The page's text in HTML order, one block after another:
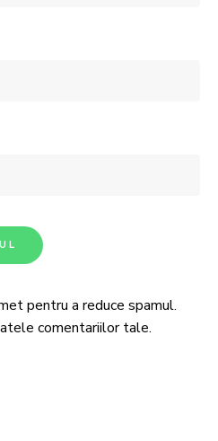
pentru a reduce spamul.
comentariilor tale.